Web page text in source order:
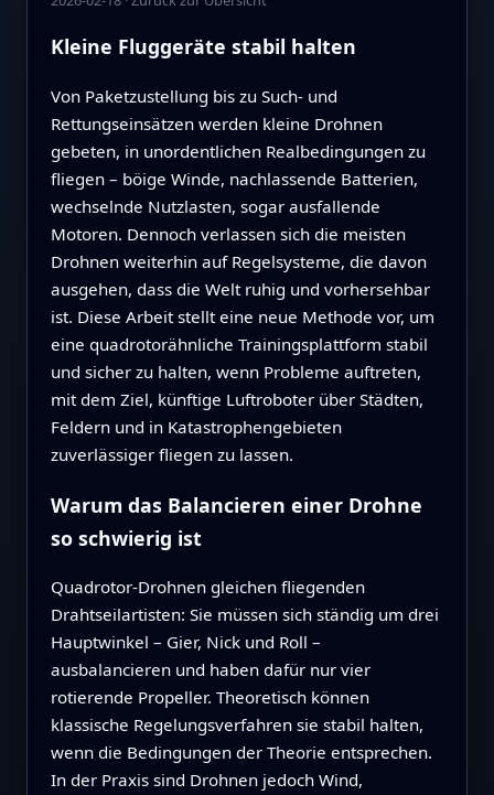
Kleine Fluggeräte stabil halten
Von Paketzustellung bis zu Such- und
Rettungseinsätzen werden kleine Drohnen
gebeten, in unordentlichen Realbedingungen zu
fliegen – böige Winde, nachlassende Batterien,
wechselnde Nutzlasten, sogar ausfallende
Motoren. Dennoch verlassen sich die meisten
Drohnen weiterhin auf Regelsysteme, die davon
ausgehen, dass die Welt ruhig und vorhersehbar
ist. Diese Arbeit stellt eine neue Methode vor, um
eine quadrotorähnliche Trainingsplattform stabil
und sicher zu halten, wenn Probleme auftreten,
mit dem Ziel, künftige Luftroboter über Städten,
Feldern und in Katastrophengebieten
zuverlässiger fliegen zu lassen.
Warum das Balancieren einer Drohne
so schwierig ist
Quadrotor-Drohnen gleichen fliegenden
Drahtseilartisten: Sie müssen sich ständig um drei
Hauptwinkel – Gier, Nick und Roll –
ausbalancieren und haben dafür nur vier
rotierende Propeller. Theoretisch können
klassische Regelungsverfahren sie stabil halten,
wenn die Bedingungen der Theorie entsprechen.
In der Praxis sind Drohnen jedoch Wind,